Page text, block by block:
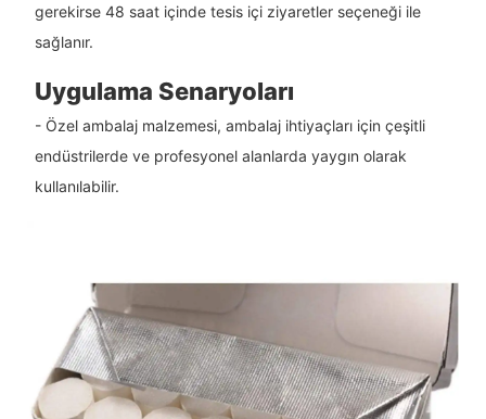
gerekirse 48 saat içinde tesis içi ziyaretler seçeneği ile
sağlanır.
Uygulama Senaryoları
- Özel ambalaj malzemesi, ambalaj ihtiyaçları için çeşitli
endüstrilerde ve profesyonel alanlarda yaygın olarak
kullanılabilir.